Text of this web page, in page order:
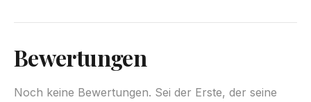
Bewertungen
Noch keine Bewertungen. Sei der Erste, der seine